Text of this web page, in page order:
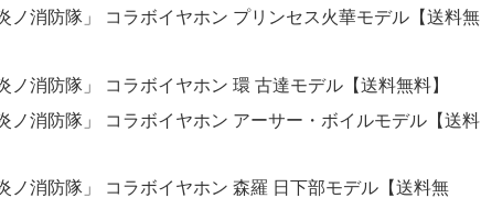
ノ消防隊」 コラボイヤホン プリンセス火華モデル【送料無
ノ消防隊」 コラボイヤホン 環 古達モデル【送料無料】
ノ消防隊」 コラボイヤホン アーサー・ボイルモデル【送料
ノ消防隊」 コラボイヤホン 森羅 日下部モデル【送料無